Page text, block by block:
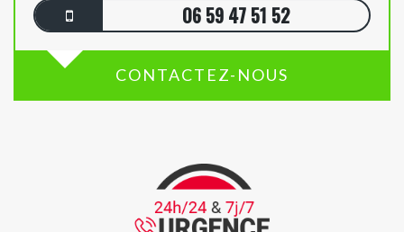
06 59 47 51 52
CONTACTEZ-NOUS